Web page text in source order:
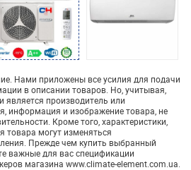
Нами приложены все усилия для подачи
в описании товаров. Но, учитывая,
производитель или
информация и изображение товара, не
Кроме того, характеристики,
товара могут изменяться
Прежде чем купить выбранный
важные для вас спецификации
магазина www.climate-element.com.ua.